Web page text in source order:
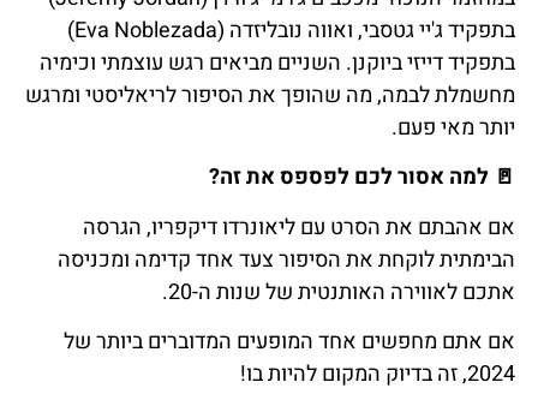
בתפקיד ג'יי גטסבי, ואווה נובליזדה (Eva Noblezada)
בתפקיד דייזי ביוקנן. השניים מביאים רגש עוצמתי וכימיה
מחשמלת לבמה, מה שהופך את הסיפור לריאליסטי ומרגש
יותר מאי פעם.
🚪 למהאסורלכםלפספסאתזה?
אם אהבתם את הסרט עם ליאונרדו דיקפריו, הגרסה
הבימתית לוקחת את הסיפור צעד אחד קדימה ומכניסה
אתכם לאווירה האותנטית של שנות ה-20.
אם אתם מחפשים אחד המופעים המדוברים ביותר של
2024, זה בדיוק המקום להיות בו!